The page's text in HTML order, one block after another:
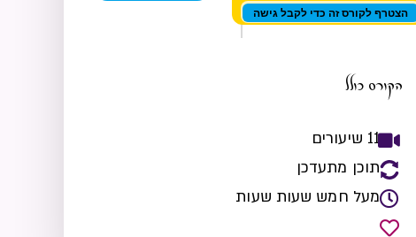
הצטרף לקורס זה כדי לקבל גישה
הקורס כולל
11 שיעורים
תוכן מתעדכן
מעל חמש שעות שעות